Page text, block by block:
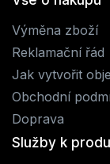
Výměna zboží
Reklamační řád
Jak vytvořit
Obchodní
Doprava
Služby k